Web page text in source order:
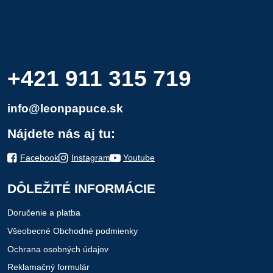
+421 911 315 719
info@leonpapuce.sk
Nájdete nás aj tu:
Facebook Instagram Youtube
DÔLEŽITÉ INFORMÁCIE
Doručenie a platba
Všeobecné Obchodné podmienky
Ochrana osobných údajov
Reklamačný formulár